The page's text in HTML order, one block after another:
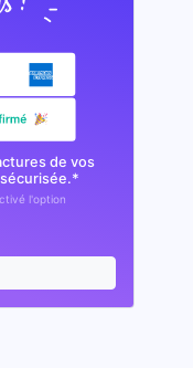
de vos
l'option